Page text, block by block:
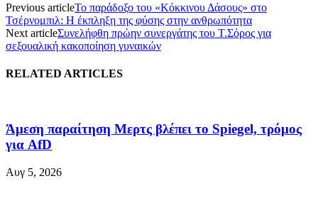
Previous articleΤο παράδοξο του «Κόκκινου Δάσους» στο
Τσέρνομπιλ: Η έκπληξη της φύσης στην ανθρωπότητα
Next articleΣυνελήφθη πρώην συνεργάτης του Τ.Σόρος για
σεξουαλική κακοποίηση γυναικών
RELATED ARTICLES
Άμεση παραίτηση Mερτς βλέπει το Spiegel, τρόμος
για AfD
Αυγ 5, 2026